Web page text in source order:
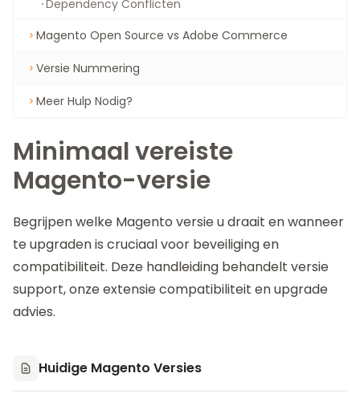
Dependency Conflicten
Magento Open Source vs Adobe Commerce
Versie Nummering
Meer Hulp Nodig?
Minimaal vereiste
Magento-versie
Begrijpen welke Magento versie u draait en wanneer
te upgraden is cruciaal voor beveiliging en
compatibiliteit. Deze handleiding behandelt versie
support, onze extensie compatibiliteit en upgrade
advies.
Huidige Magento Versies